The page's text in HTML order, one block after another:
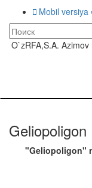
Mobil versiya
O`zRFA,S.A.
Geliopoligon
"Geliopoligon"